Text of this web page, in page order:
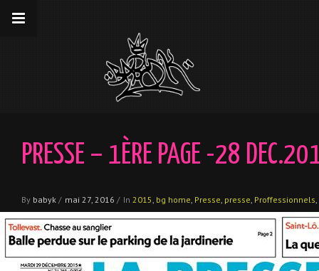
__gaTracker('send','pageview');
PRESSE – 1ÈRE PAGE -28
By babyk / mai 27, 2016 / In 2015 bg home Presse presse Proffessionnels